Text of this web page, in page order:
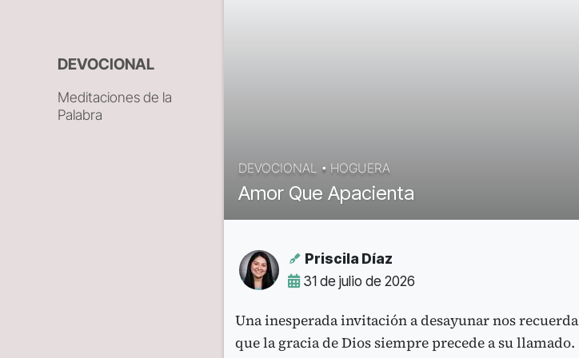
DEVOCIONAL
Meditaciones de la
Palabra
DEVOCIONAL • HOGUERA
Amor Que Apacienta
Priscila Díaz
31 de julio de 2026
Una inesperada invitación a desayunar nos recuerda
que la gracia de Dios siempre precede a su llamado.